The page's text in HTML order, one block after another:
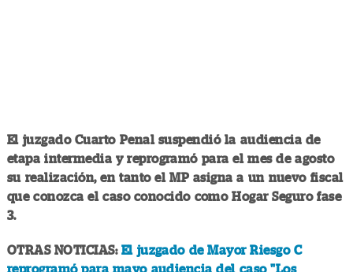
El juzgado Cuarto Penal suspendió la audiencia de
etapa intermedia y reprogramó para el mes de agosto
su realización, en tanto el MP asigna a un nuevo fiscal
que conozca el caso conocido como Hogar Seguro fase
3.
OTRAS NOTICIAS: El juzgado de Mayor Riesgo C